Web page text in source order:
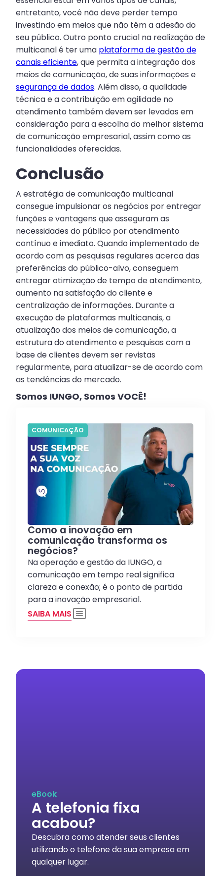
entretanto, você não deve perder tempo
investindo em meios que não têm a adesão do
seu público. Outro ponto crucial na realização de
multicanal é ter uma plataforma de gestão de
canais eficiente, que permita a integração dos
meios de comunicação, de suas informações e
segurança de dados. Além disso, a qualidade
técnica e a contribuição em agilidade no
atendimento também devem ser levadas em
consideração para a escolha do melhor sistema
de comunicação empresarial, assim como as
funcionalidades oferecidas.
Conclusão
A estratégia de comunicação multicanal
consegue impulsionar os negócios por entregar
funções e vantagens que asseguram as
necessidades do público por atendimento
contínuo e imediato. Quando implementado de
acordo com as pesquisas regulares acerca das
preferências do público-alvo, conseguem
entregar otimização de tempo de atendimento,
aumento na satisfação do cliente e
centralização de informações. Durante a
execução de plataformas multicanais, a
atualização dos meios de comunicação, a
estrutura do atendimento e pesquisas com a
base de clientes devem ser revistas
regularmente, para atualizar-se de acordo com
as tendências do mercado.
Somos IUNGO, Somos VOCÊ!
COMUNICAÇÃO
Como a inovação em
comunicação transforma os
negócios?
Na operação e gestão da IUNGO, a
comunicação em tempo real significa
clareza e conexão; é o ponto de partida
para a inovação empresarial.
SAIBA MAIS
eBook
A telefonia fixa
acabou?
Descubra como atender seus clientes
utilizando o telefone da sua empresa em
qualquer lugar.